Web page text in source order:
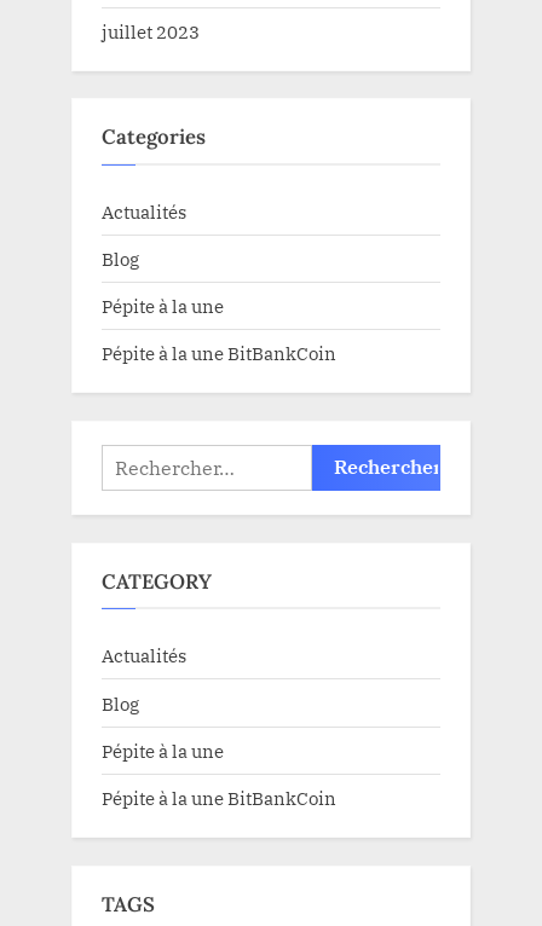
juillet 2023
Categories
Actualités
Blog
Pépite à la une
Pépite à la une BitBankCoin
Rechercher :
CATEGORY
Actualités
Blog
Pépite à la une
Pépite à la une BitBankCoin
TAGS